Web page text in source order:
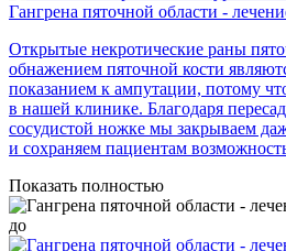
Гангрена пяточной области -
Открытые некротические раны
обнажением пяточной кости
показанием к ампутации, потому
в нашей клинике. Благодаря
сосудистой ножке мы закрываем
и сохраняем пациентам
Показать полностью
до